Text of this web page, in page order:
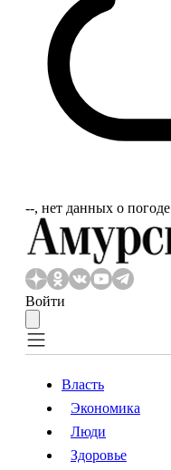
‐‐, нет данных о погоде
Войти
Власть
Власть
Экономика
Люди
Здоровье